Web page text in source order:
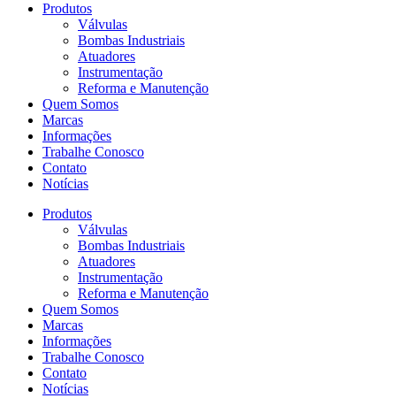
Produtos
Válvulas
Bombas Industriais
Atuadores
Instrumentação
Reforma e Manutenção
Quem Somos
Marcas
Informações
Trabalhe Conosco
Contato
Notícias
Produtos
Válvulas
Bombas Industriais
Atuadores
Instrumentação
Reforma e Manutenção
Quem Somos
Marcas
Informações
Trabalhe Conosco
Contato
Notícias